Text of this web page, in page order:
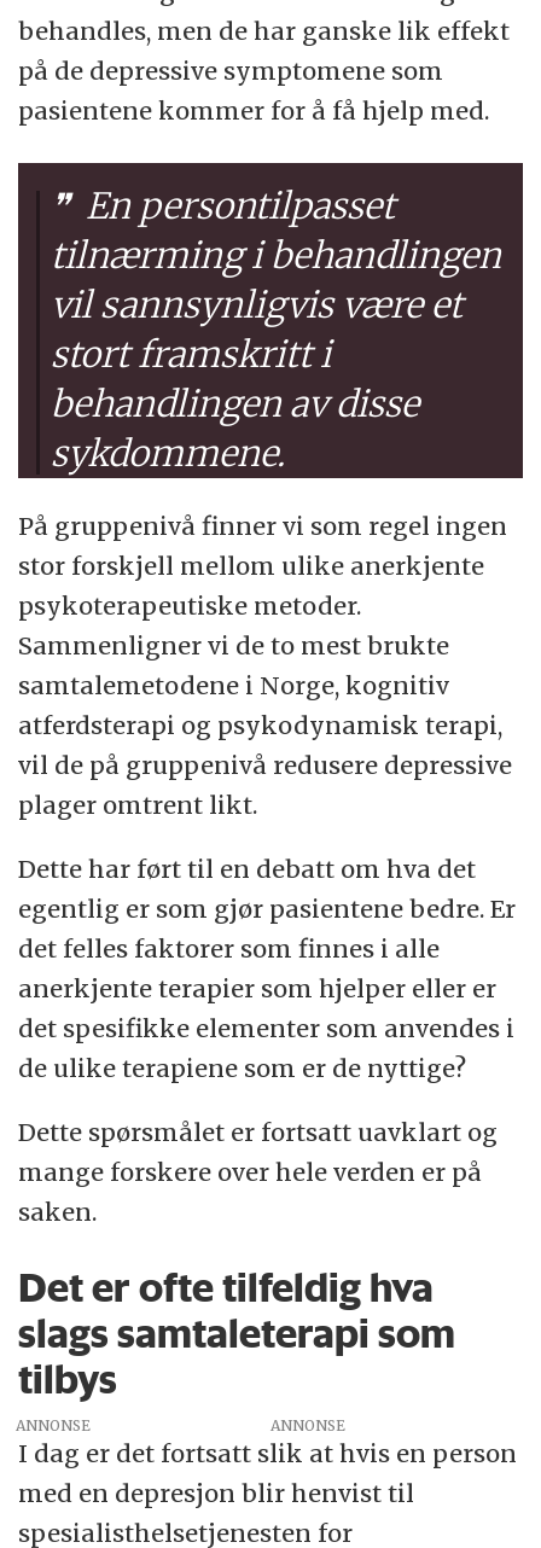
behandles, men de har ganske lik effekt
på de depressive symptomene som
pasientene kommer for å få hjelp med.
En persontilpasset
tilnærming i behandlingen
vil sannsynligvis være et
stort framskritt i
behandlingen av disse
sykdommene.
På gruppenivå finner vi som regel ingen
stor forskjell mellom ulike anerkjente
psykoterapeutiske metoder.
Sammenligner vi de to mest brukte
samtalemetodene i Norge, kognitiv
atferdsterapi og psykodynamisk terapi,
vil de på gruppenivå redusere depressive
plager omtrent likt.
Dette har ført til en debatt om hva det
egentlig er som gjør pasientene bedre. Er
det felles faktorer som finnes i alle
anerkjente terapier som hjelper eller er
det spesifikke elementer som anvendes i
de ulike terapiene som er de nyttige?
Dette spørsmålet er fortsatt uavklart og
mange forskere over hele verden er på
saken.
Det er ofte tilfeldig hva
slags samtaleterapi som
tilbys
ANNONSE
I dag er det fortsatt slik at hvis en person
med en depresjon blir henvist til
spesialisthelsetjenesten for